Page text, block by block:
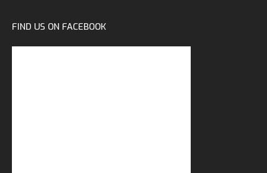
FIND US ON FACEBOOK